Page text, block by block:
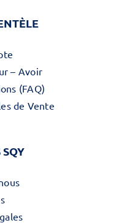
– Avoir
(FAQ)
de Vente